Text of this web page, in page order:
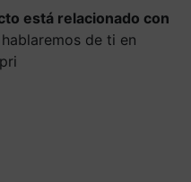
está relacionado con
hablaremos de ti en